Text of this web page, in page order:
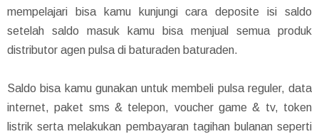
mempelajari bisa kamu kunjungi cara deposite isi saldo
setelah saldo masuk kamu bisa menjual semua produk
distributor agen pulsa di baturaden baturaden.
Saldo bisa kamu gunakan untuk membeli pulsa reguler, data
internet, paket sms & telepon, voucher game & tv, token
listrik serta melakukan pembayaran tagihan bulanan seperti